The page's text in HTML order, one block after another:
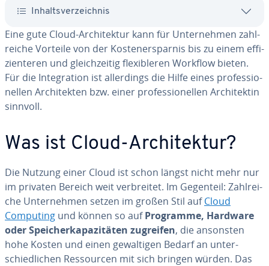
In­halts­ver­zeich­nis
Eine gute Cloud-Ar­chi­tek­tur kann für Un­ter­neh­men zahl­
rei­che Vorteile von der Kos­ten­er­spar­nis bis zu einem ef­fi­
zi­en­te­ren und gleich­zei­tig fle­xi­ble­ren Workflow bieten.
Für die In­te­gra­ti­on ist al­ler­dings die Hilfe eines pro­fes­sio­
nel­len Ar­chi­tek­ten bzw. einer pro­fes­sio­nel­len Ar­chi­tek­tin
sinnvoll.
Was ist Cloud-Ar­chi­tek­tur?
Die Nutzung einer Cloud ist schon längst nicht mehr nur
im privaten Bereich weit ver­brei­tet. Im Gegenteil: Zahl­rei­
che Un­ter­neh­men setzen im großen Stil aufCloud
Computing und können so aufProgramme, Hardware
oder Spei­cher­ka­pa­zi­tä­ten zugreifen, die ansonsten
hohe Kosten und einen ge­wal­ti­gen Bedarf an un­ter­
schied­li­chen Res­sour­cen mit sich bringen würden. Das